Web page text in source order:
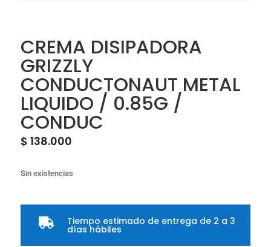
CREMA DISIPADORA
GRIZZLY
CONDUCTONAUT METAL
LIQUIDO / 0.85G /
CONDUC
$ 138.000
Sin existencias
 Tiempo estimado de entrega de 2 a 3
días hábiles